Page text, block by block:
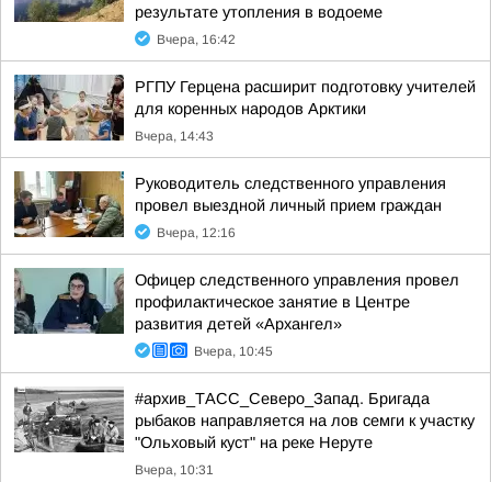
результате утопления в водоеме
Вчера, 16:42
РГПУ Герцена расширит подготовку учителей
для коренных народов Арктики
Вчера, 14:43
Руководитель следственного управления
провел выездной личный прием граждан
Вчера, 12:16
Офицер следственного управления провел
профилактическое занятие в Центре
развития детей «Архангел»
Вчера, 10:45
#архив_ТАСС_Северо_Запад. Бригада
рыбаков направляется на лов семги к участку
"Ольховый куст" на реке Неруте
Вчера, 10:31